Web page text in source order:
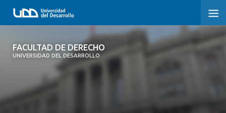
FACULTAD DE DERECHO
UNIVERSIDAD DEL DESARROLLO
FACULTAD DE DERECHO
SOBRE LA FACULTAD